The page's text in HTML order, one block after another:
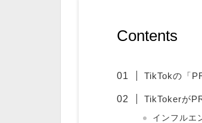
Contents
TikTokの「
TikTokerが
インフルエ